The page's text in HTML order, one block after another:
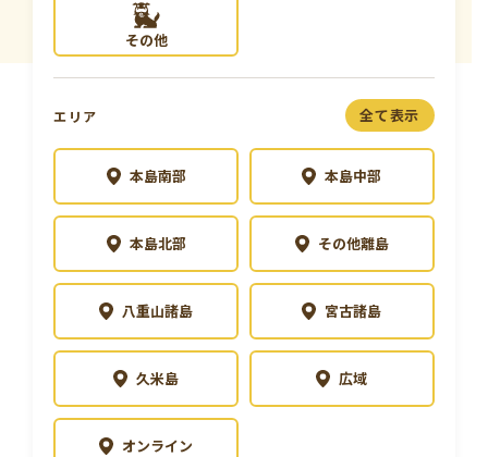
よくあるご質問
情報掲載について
プライバシーポリシー サイトマップ
その他
エリア 全て表示
本島南部 本島中部
本島北部 その他離島
八重山諸島 宮古諸島
久米島 広域
オンライン